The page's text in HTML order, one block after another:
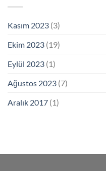
Kasım 2023 (3)
Ekim 2023 (19)
Eylül 2023 (1)
Ağustos 2023 (7)
Aralık 2017 (1)